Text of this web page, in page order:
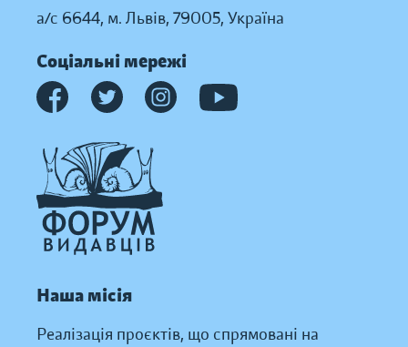
а/с 6644, м. Львів, 79005, Україна
Соціальні мережі
Наша місія
Реалізація проєктів, що спрямовані на